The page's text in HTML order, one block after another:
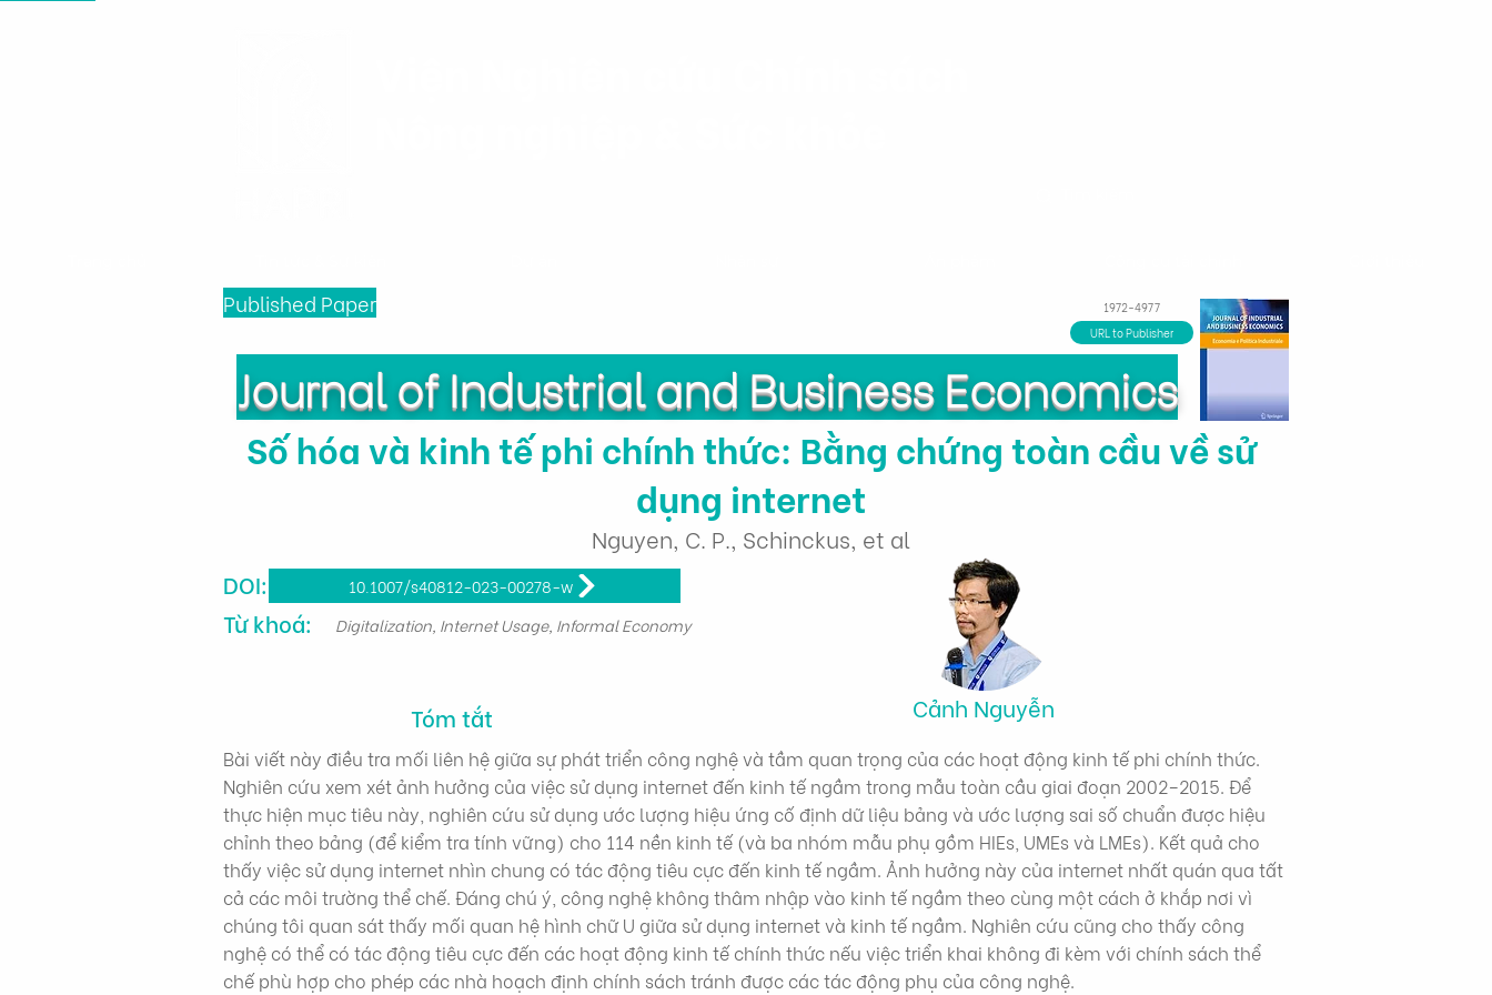
Published Paper
1972-4977
URL to Publisher
Journal of Industrial and Business Economics
Số hóa và kinh tế phi chính thức: Bằng chứng toàn cầu về sử
dụng internet
Nguyen, C. P., Schinckus, et al
DOI:
Từ khoá:
Digitalization, Internet Usage, Informal Economy
Cảnh Nguyễn
Tóm tắt
10.1007/s40812-023-00278-w
Bài viết này điều tra mối liên hệ giữa sự phát triển công nghệ và tầm quan trọng của các hoạt động kinh tế phi chính thức.
Nghiên cứu xem xét ảnh hưởng của việc sử dụng internet đến kinh tế ngầm trong mẫu toàn cầu giai đoạn 2002–2015. Để
thực hiện mục tiêu này, nghiên cứu sử dụng ước lượng hiệu ứng cố định dữ liệu bảng và ước lượng sai số chuẩn được hiệu
chỉnh theo bảng (để kiểm tra tính vững) cho 114 nền kinh tế (và ba nhóm mẫu phụ gồm HIEs, UMEs và LMEs). Kết quả cho
thấy việc sử dụng internet nhìn chung có tác động tiêu cực đến kinh tế ngầm. Ảnh hưởng này của internet nhất quán qua tất
cả các môi trường thể chế. Đáng chú ý, công nghệ không thâm nhập vào kinh tế ngầm theo cùng một cách ở khắp nơi vì
chúng tôi quan sát thấy mối quan hệ hình chữ U giữa sử dụng internet và kinh tế ngầm. Nghiên cứu cũng cho thấy công
nghệ có thể có tác động tiêu cực đến các hoạt động kinh tế chính thức nếu việc triển khai không đi kèm với chính sách thể
chế phù hợp cho phép các nhà hoạch định chính sách tránh được các tác động phụ của công nghệ.